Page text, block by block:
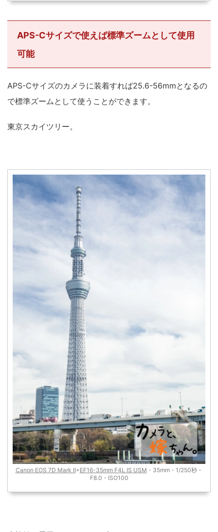
APS-Cサイズで使えば標準ズームとして使用
可能
APS-Cサイズのカメラに装着すれば25.6-56mmとなるの
で標準ズームとして使うことができます。
東京スカイツリー。
Canon EOS 7D Mark II+EF16-35mm F4L IS USM ・35mm・1/250秒・
F8.0・ISO100